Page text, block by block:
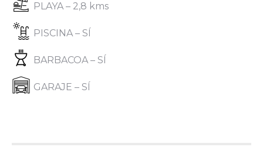
PLAYA – 2,8 kms
PISCINA – SÍ
BARBACOA – SÍ
GARAJE – SÍ